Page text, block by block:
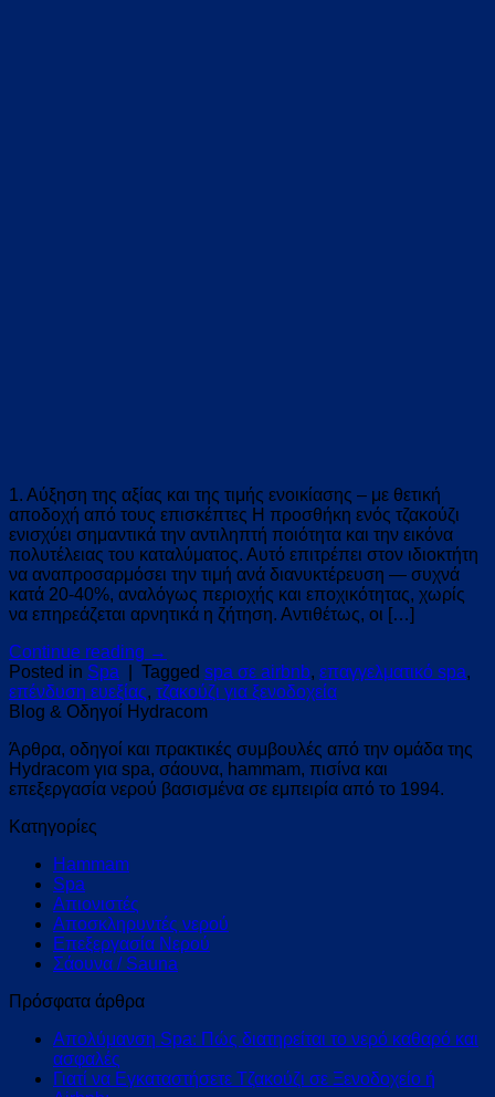
1. Αύξηση της αξίας και της τιμής ενοικίασης – με θετική
αποδοχή από τους επισκέπτες Η προσθήκη ενός τζακούζι
ενισχύει σημαντικά την αντιληπτή ποιότητα και την εικόνα
πολυτέλειας του καταλύματος. Αυτό επιτρέπει στον ιδιοκτήτη
να αναπροσαρμόσει την τιμή ανά διανυκτέρευση — συχνά
κατά 20-40%, αναλόγως περιοχής και εποχικότητας, χωρίς
να επηρεάζεται αρνητικά η ζήτηση. Αντιθέτως, οι […]
Continue reading →
Posted in Spa Tagged spa σε airbnb, επαγγελματικό spa,
επένδυση ευεξίας, τζακούζι για ξενοδοχεία
Blog & Οδηγοί Hydracom
Άρθρα, οδηγοί και πρακτικές συμβουλές από την ομάδα της
Hydracom για spa, σάουνα, hammam, πισίνα και
επεξεργασία νερού βασισμένα σε εμπειρία από το 1994.
Kατηγορίες
Hammam
Spa
Απιονιστές
Αποσκληρυντές νερού
Επεξεργασία Νερού
Σάουνα / Sauna
Πρόσφατα άρθρα
Απολύμανση Spa: Πώς διατηρείται το νερό καθαρό και
ασφαλές
Γιατί να Εγκαταστήσετε Τζακούζι σε Ξενοδοχείο ή